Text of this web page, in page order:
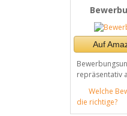
Auf
repräsentativ
Welche
die richtige?